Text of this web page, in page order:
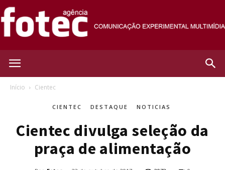
Início Cientec
CIENTEC DESTAQUE NOTICIAS
Cientec divulga seleção da
praça de alimentação